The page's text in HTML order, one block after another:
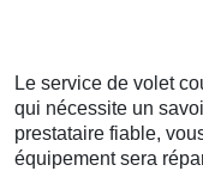
Le service de volet
qui nécessite un
prestataire fiable,
équipement sera